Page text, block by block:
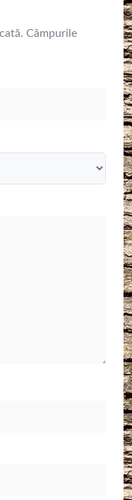
Câmpurile